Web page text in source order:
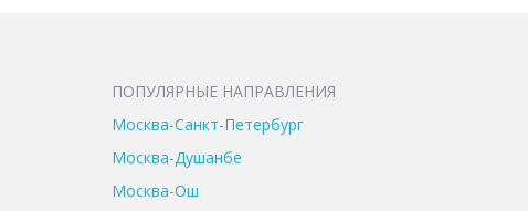
ПОПУЛЯРНЫЕ НАПРАВЛЕНИЯ
Москва-Санкт-Петербург
Москва-Душанбе
Москва-Ош